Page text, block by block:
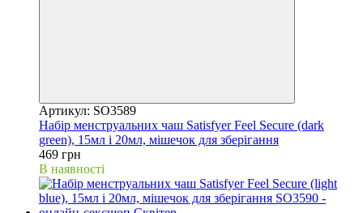
Артикул: SO3589
Набір менструальних чаш Satisfyer Feel Secure (dark
green), 15мл і 20мл, мішечок для зберігання
469 грн
В наявності